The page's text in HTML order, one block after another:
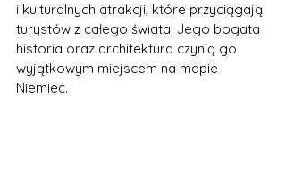
i kulturalnych atrakcji, które przyciągają
turystów z całego świata. Jego bogata
historia oraz architektura czynią go
wyjątkowym miejscem na mapie
Niemiec.